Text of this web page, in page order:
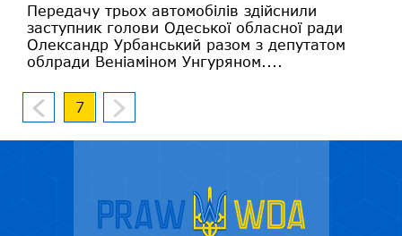
Передачу трьох автомобілів здійснили
заступник голови Одеської обласної ради
Олександр Урбанський разом з депутатом
облради Веніаміном Унгуряном....
7